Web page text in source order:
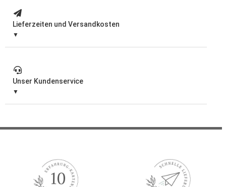
Lieferzeiten und Versandkosten
Unser Kundenservice